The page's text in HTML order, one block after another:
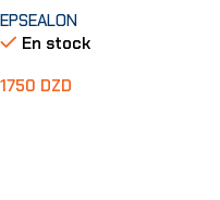
EPSEALON
En stock
1750 DZD